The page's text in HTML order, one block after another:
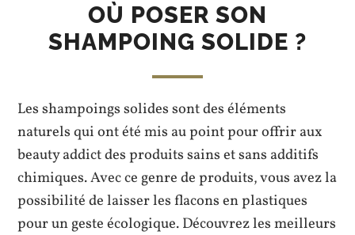
OÙ POSER SON
SHAMPOING SOLIDE ?
Les shampoings solides sont des éléments
naturels qui ont été mis au point pour offrir aux
beauty addict des produits sains et sans additifs
chimiques. Avec ce genre de produits, vous avez la
possibilité de laisser les flacons en plastiques
pour un geste écologique. Découvrez les meilleurs